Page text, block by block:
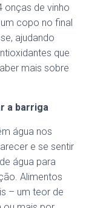
onças de vinho
copo no final
ajudando
que
mais sobre
a barriga
água nos
e se sentir
água para
Alimentos
– um teor de